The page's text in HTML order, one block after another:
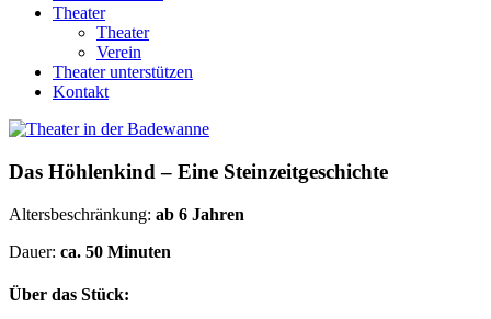
Theater
Theater
Verein
Theater unterstützen
Kontakt
Das Höhlenkind – Eine Steinzeitgeschichte
Altersbeschränkung: ab 6 Jahren
Dauer: ca. 50 Minuten
Über das Stück: